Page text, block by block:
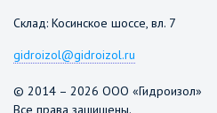
Склад: Косинское шоссе, вл. 7
gidroizol@gidroizol.ru
© 2014 – 2026 ООО «Гидроизол»
Все права защищены.